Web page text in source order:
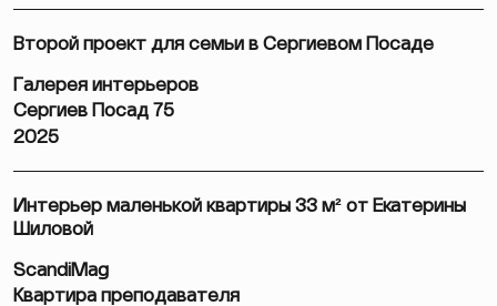
Второй проект для семьи в Сергиевом Посаде
Галерея интерьеров
Сергиев Посад 75
2025
Интерьер маленькой квартиры 33 м² от Екатерины
Шиловой
ScandiMag
Квартира преподавателя